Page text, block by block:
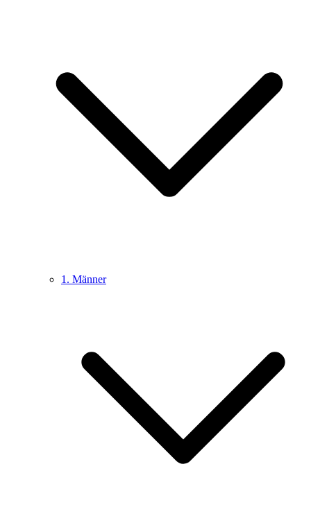
1. Männer